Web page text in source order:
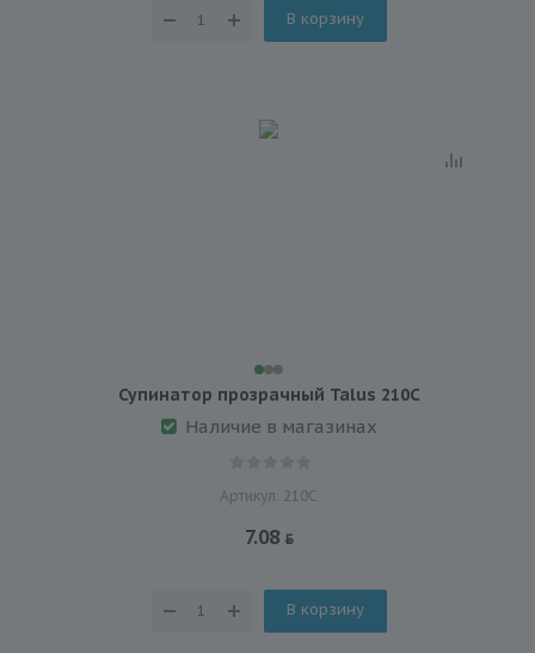
В корзину
Супинатор прозрачный Talus 210С
Наличие в магазинах
Артикул: 210С
7.08
В корзину